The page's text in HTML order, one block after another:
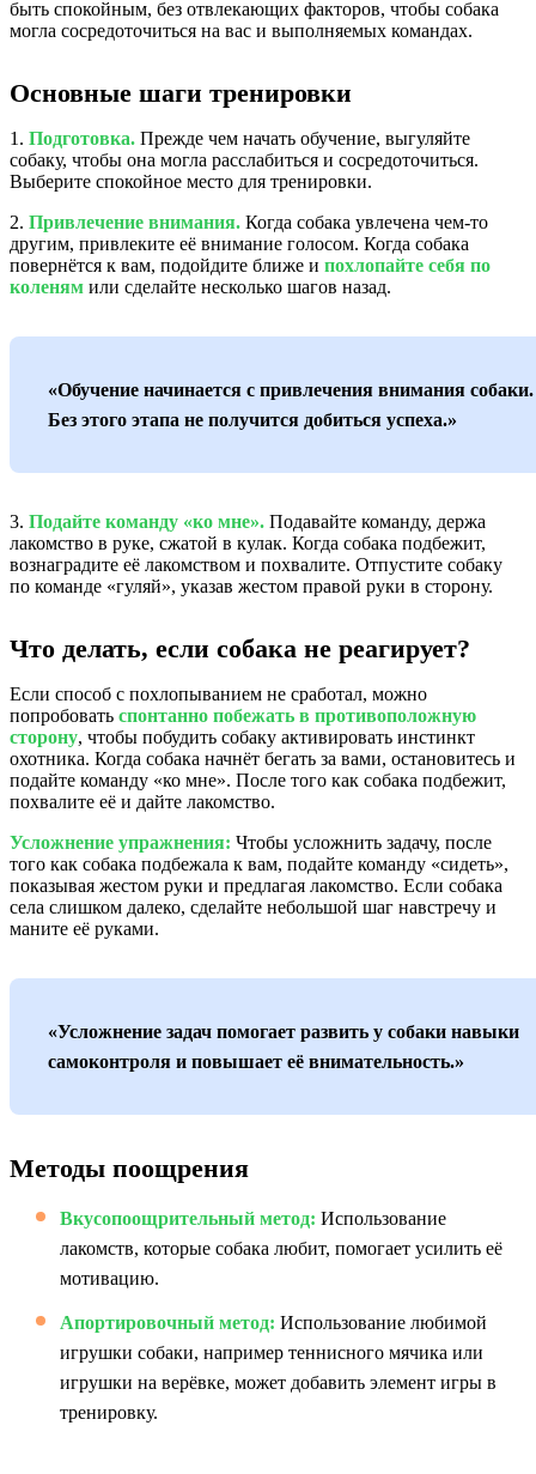
быть спокойным, без отвлекающих факторов, чтобы собака
могла сосредоточиться на вас и выполняемых командах.
Основные шаги тренировки
1. Подготовка. Прежде чем начать обучение, выгуляйте
собаку, чтобы она могла расслабиться и сосредоточиться.
Выберите спокойное место для тренировки.
2. Привлечение внимания. Когда собака увлечена чем-то
другим, привлеките её внимание голосом. Когда собака
повернётся к вам, подойдите ближе и похлопайте себя по
коленям или сделайте несколько шагов назад.
«Обучение начинается с привлечения внимания собаки.
Без этого этапа не получится добиться успеха.»
3. Подайте команду «ко мне». Подавайте команду, держа
лакомство в руке, сжатой в кулак. Когда собака подбежит,
вознаградите её лакомством и похвалите. Отпустите собаку
по команде «гуляй», указав жестом правой руки в сторону.
Что делать, если собака не реагирует?
Если способ с похлопыванием не сработал, можно
попробовать спонтанно побежать в противоположную
сторону, чтобы побудить собаку активировать инстинкт
охотника. Когда собака начнёт бегать за вами, остановитесь и
подайте команду «ко мне». После того как собака подбежит,
похвалите её и дайте лакомство.
Усложнение упражнения: Чтобы усложнить задачу, после
того как собака подбежала к вам, подайте команду «сидеть»,
показывая жестом руки и предлагая лакомство. Если собака
села слишком далеко, сделайте небольшой шаг навстречу и
маните её руками.
«Усложнение задач помогает развить у собаки навыки
самоконтроля и повышает её внимательность.»
Методы поощрения
Вкусопоощрительный метод: Использование
лакомств, которые собака любит, помогает усилить её
мотивацию.
Апортировочный метод: Использование любимой
игрушки собаки, например теннисного мячика или
игрушки на верёвке, может добавить элемент игры в
тренировку.